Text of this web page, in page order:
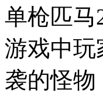
单枪匹马
游戏中玩
袭的怪